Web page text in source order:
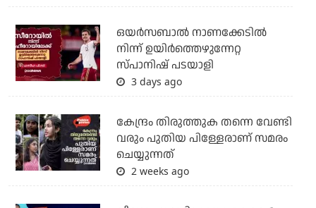
ഒയര്‍സബാൽ നാണക്കേടിൽ
നിന്ന് ഉയിർത്തെഴുന്നേറ്റ
സ്പാനിഷ് പടയാളി
3 days ago
കേന്ദ്രം തിരുത്തുക തന്നെ വേണ്ടി
വരും പുതിയ പിള്ളേരാണ് സമരം
ചെയ്യുന്നത്
2 weeks ago